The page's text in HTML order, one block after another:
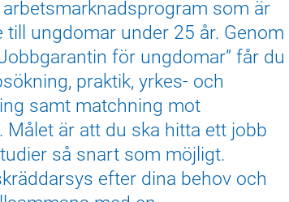
som är
till ungdomar under 25 år. Genom
för ungdomar” får du
praktik, yrkes- och
samt matchning mot
Målet är att du ska hitta ett jobb
så snart som möjligt.
efter dina behov och